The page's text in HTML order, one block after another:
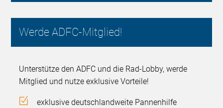
Werde ADFC-Mitglied!
Unterstütze den ADFC und die Rad-Lobby, werde
Mitglied und nutze exklusive Vorteile!
exklusive deutschlandweite Pannenhilfe